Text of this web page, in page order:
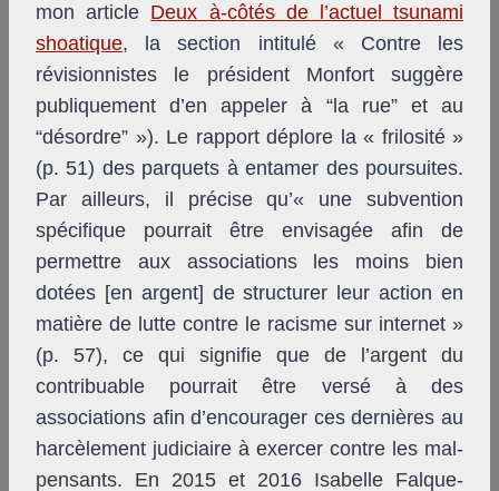
mon article Deux à-côtés de l’actuel tsunami
shoatique, la section intitulé « Contre les
révisionnistes le président Monfort suggère
publiquement d’en appeler à “la rue” et au
“désordre” »). Le rapport déplore la « frilosité »
(p. 51) des parquets à entamer des poursuites.
Par ailleurs, il précise qu’« une subvention
spécifique pourrait être envisagée afin de
permettre aux associations les moins bien
dotées [en argent] de structurer leur action en
matière de lutte contre le racisme sur internet »
(p. 57), ce qui signifie que de l’argent du
contribuable pourrait être versé à des
associations afin d’encourager ces dernières au
harcèlement judiciaire à exercer contre les mal-
pensants. En 2015 et 2016 Isabelle Falque-